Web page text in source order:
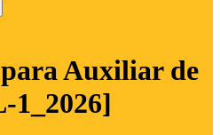
Auxiliar de